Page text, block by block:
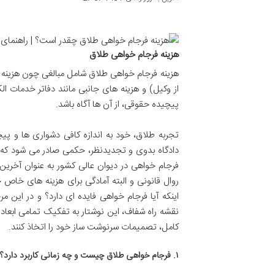
هزینه فرجام خواهی طلاق
هزینه فرجام خواهی طلاق شامل مبالغی چون
از وکیل) و هزینه های جانبی مانند دفاتر
پیچیده حقوقی، از آن ها آگاه باشد.
تجربه طلاق، خود به اندازه کافی دشواری ها و
دادگاه بدوی و تجدیدنظر، حکمی صادر می شود
فرجام خواهی در دیوان عالی کشور به عنوان
روال قانونی و البته آمادگی برای هزینه های
اینکه آیا فرجام خواهی فایده ای دارد؟ و در
نقشه راه شفاف، این نوشتار به تفکیک تمامی
کامل، تصمیمات سرنوشت ساز خود را اتخاذ کنند.
۱. فرجام خواهی طلاق چیست و چه زمانی کاربرد دارد؟